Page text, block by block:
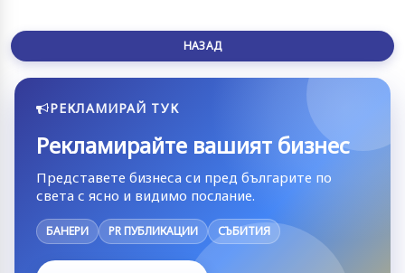
НАЗАД
РЕКЛАМИРАЙ ТУК
Рекламирайте вашият бизнес
Представете бизнеса си пред българите по
света с ясно и видимо послание.
БАНЕРИ PR ПУБЛИКАЦИИ СЪБИТИЯ